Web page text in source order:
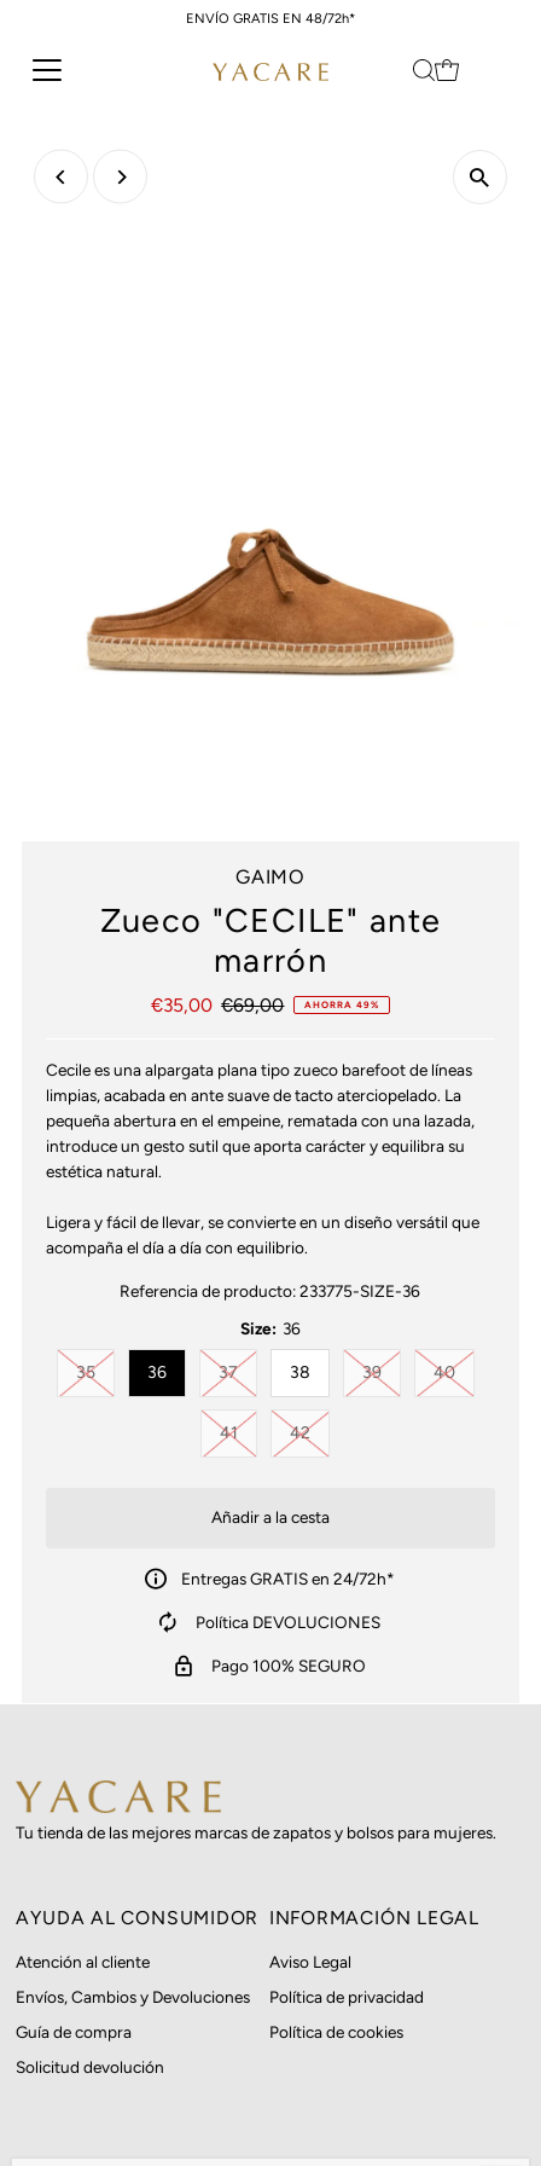
Ir directamente al contenido
ENVÍO GRATIS EN 48/72h*
GAIMO
Zueco "CECILE" ante
marrón
Precio
€35,00 Precio
€69,00 AHORRA 49%
Cecile es una alpargata plana tipo zueco barefoot de líneas
limpias, acabada en ante suave de tacto aterciopelado. La
pequeña abertura en el empeine, rematada con una lazada,
introduce un gesto sutil que aporta carácter y equilibra su
estética natural.
Ligera y fácil de llevar, se convierte en un diseño versátil que
acompaña el día a día con equilibrio.
Referencia de producto: 233775-SIZE-36
Size: 36
35Variante agotada o no disponible
36 37Variante agotada o no disponible
38 39Variante agotada o
40Variante
41Variante agotada o no disponible
42Variante agotada o no
Entregas GRATIS en 24/72h*
Política DEVOLUCIONES
Pago 100% SEGURO
Tu tienda de las mejores marcas de zapatos y bolsos para mujeres.
AYUDA AL CONSUMIDOR
Atención al cliente
Envíos, Cambios y Devoluciones
Guía de compra
Solicitud devolución
INFORMACIÓN LEGAL
Aviso Legal
Política de privacidad
Política de cookies